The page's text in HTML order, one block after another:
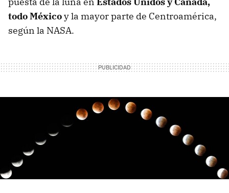
todo Méxicoy la mayor parte de Centroamérica,
según la NASA.